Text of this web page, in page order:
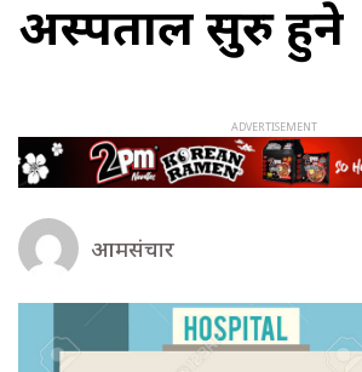
अस्पताल सुरु हुने
आमसंचार